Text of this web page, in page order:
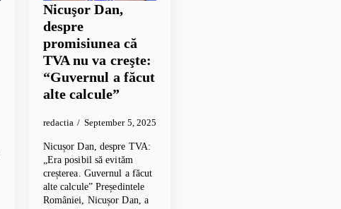
Nicuşor Dan,
despre
promisiunea că
TVA nu va creşte:
“Guvernul a făcut
alte calcule”
redactia September 5, 2025
Nicușor Dan, despre TVA:
„Era posibil să evităm
creșterea. Guvernul a făcut
alte calcule” Președintele
României, Nicușor Dan, a